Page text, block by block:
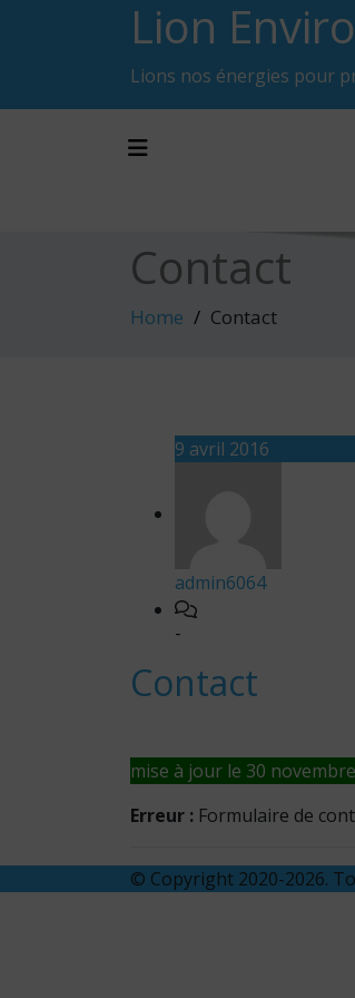
Lion
Lions nos énergies pour
Toggle navigation
Contact
Home Contact
9 avril 2016
admin6064
-
Contact
mise à jour le 30
Erreur : Formulaire de
© Copyright 2020-2026.